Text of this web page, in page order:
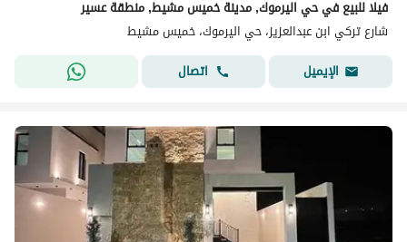
فيلا للبيع في حي اليرموك, مدينة خميس مشيط, منطقة عسير
شارع تركي ابن عبدالعزيز، حي اليرموك، خميس مشيط
الإيميل
اتصال